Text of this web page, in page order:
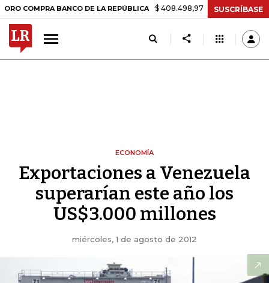
BANCO DE LA REPÚBLICA $ 408.498,97 +$ 8.753,81 +2,19%
SUSCRÍBASE
ECONOMÍA
Exportaciones a Venezuela
superarían este año los
US$3.000 millones
miércoles, 1 de agosto de 2012